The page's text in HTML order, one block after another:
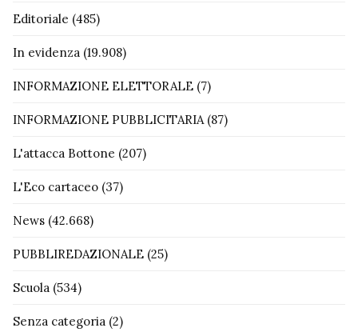
Editoriale (485)
In evidenza (19.908)
INFORMAZIONE ELETTORALE (7)
INFORMAZIONE PUBBLICITARIA(87)
L'attacca Bottone (207)
L'Eco cartaceo (37)
News (42.668)
PUBBLIREDAZIONALE (25)
Scuola (534)
Senza categoria (2)